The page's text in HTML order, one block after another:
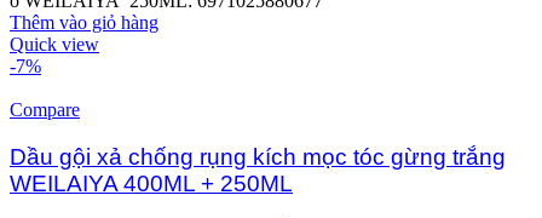
Thêm vào giỏ hàng
Quick view
-7%
Compare
Dầu gội xả chống rụng kích mọc tóc gừng trắng
WEILAIYA 400ML + 250ML